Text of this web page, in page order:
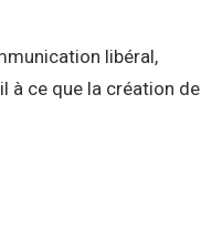
libéral,
à ce que la création de